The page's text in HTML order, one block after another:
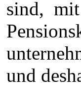
sind, mit
und